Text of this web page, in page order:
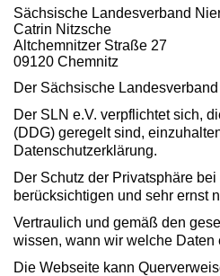
Sächsische Landesverband
Catrin Nitzsche
Altchemnitzer Straße 27
09120 Chemnitz
Der Sächsische
Der SLN e.V. verpflichtet sich,
(DDG) geregelt sind,
Datenschutzerklärung.
Der Schutz der Privatsphäre
berücksichtigen und sehr ernst
Vertraulich und gemäß den
wissen, wann wir welche
Die Webseite kann